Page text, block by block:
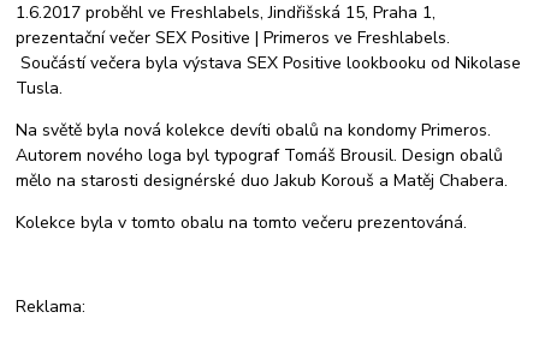
1.6.2017 proběhl ve Freshlabels, Jindřišská 15, Praha 1,
prezentační večer SEX Positive | Primeros ve Freshlabels.
Součástí večera byla výstava SEX Positive lookbooku od Nikolase
Tusla.
Na světě byla nová kolekce devíti obalů na kondomy Primeros.
Autorem nového loga byl typograf Tomáš Brousil. Design obalů
mělo na starosti designérské duo Jakub Korouš a Matěj Chabera.
Kolekce byla v tomto obalu na tomto večeru prezentováná.
Reklama: